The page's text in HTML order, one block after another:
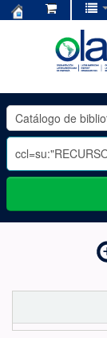
OLADE
-